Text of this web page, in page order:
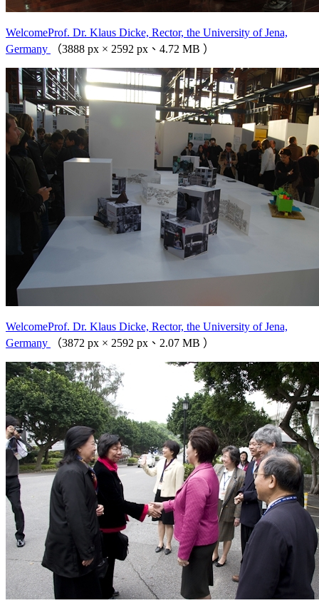
WelcomeProf. Dr. Klaus Dicke, Rector, the University of Jena,
Germany
（3888 px × 2592 px、4.72 MB ）
WelcomeProf. Dr. Klaus Dicke, Rector, the University of Jena,
Germany
（3872 px × 2592 px、2.07 MB ）